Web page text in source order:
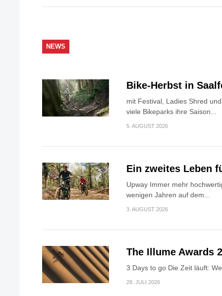
NEWS
Bike-Herbst in
mit Festival, Ladies Shred
viele Bikeparks ihre Saison...
5. AUGUST 2026
Ein zweites Leben
Upway Immer mehr
wenigen Jahren auf dem...
3. AUGUST 2026
The Illume Awards
3 Days to go Die Zeit läuft:
28. JULI 2026